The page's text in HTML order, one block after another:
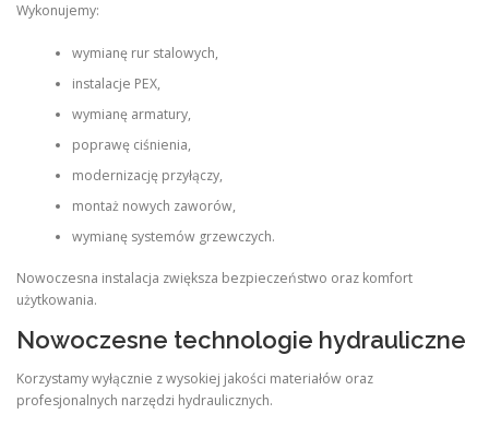
Wykonujemy:
wymianę rur stalowych,
instalacje PEX,
wymianę armatury,
poprawę ciśnienia,
modernizację przyłączy,
montaż nowych zaworów,
wymianę systemów grzewczych.
Nowoczesna instalacja zwiększa bezpieczeństwo oraz komfort
użytkowania.
Nowoczesne technologie hydrauliczne
Korzystamy wyłącznie z wysokiej jakości materiałów oraz
profesjonalnych narzędzi hydraulicznych.